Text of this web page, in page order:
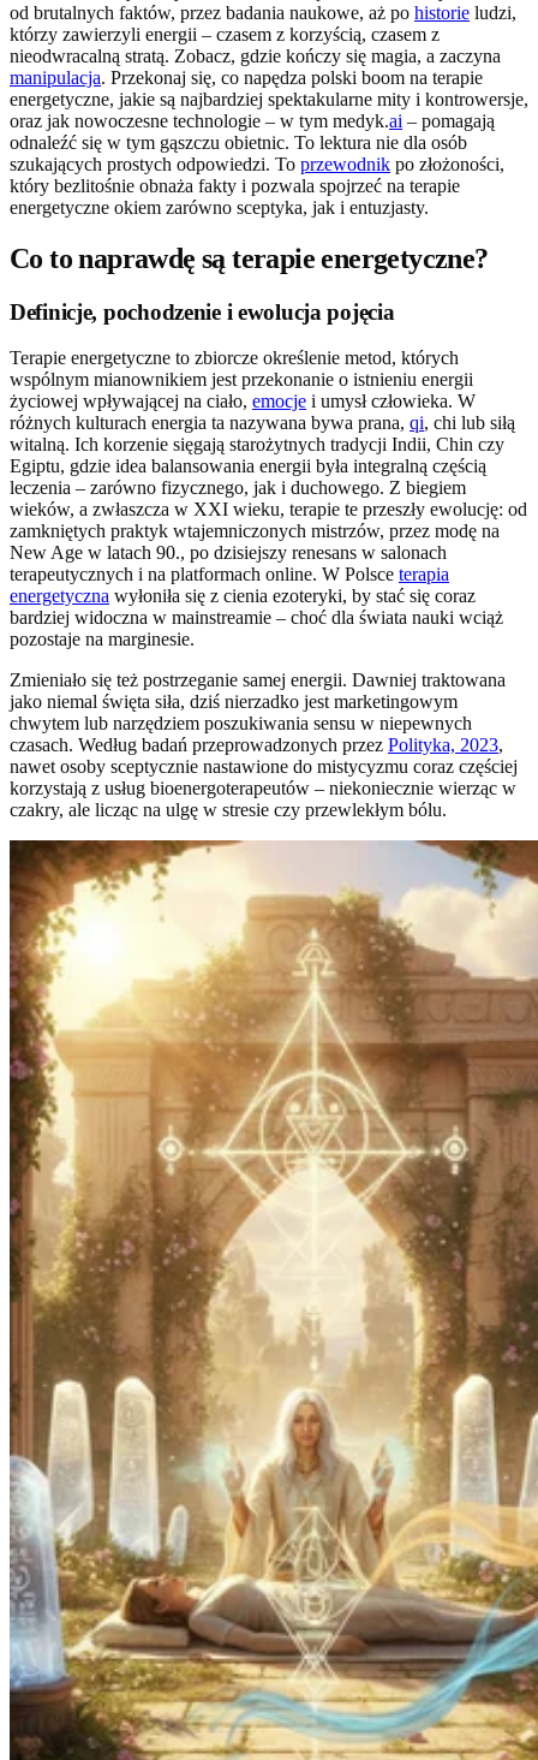
od brutalnych faktów, przez badania naukowe, aż po historie ludzi,
którzy zawierzyli energii – czasem z korzyścią, czasem z
nieodwracalną stratą. Zobacz, gdzie kończy się magia, a zaczyna
manipulacja. Przekonaj się, co napędza polski boom na terapie
energetyczne, jakie są najbardziej spektakularne mity i kontrowersje,
oraz jak nowoczesne technologie – w tym medyk.ai – pomagają
odnaleźć się w tym gąszczu obietnic. To lektura nie dla osób
szukających prostych odpowiedzi. To przewodnik po złożoności,
który bezlitośnie obnaża fakty i pozwala spojrzeć na terapie
energetyczne okiem zarówno sceptyka, jak i entuzjasty.
Co to naprawdę są terapie energetyczne?
Definicje, pochodzenie i ewolucja pojęcia
Terapie energetyczne to zbiorcze określenie metod, których
wspólnym mianownikiem jest przekonanie o istnieniu energii
życiowej wpływającej na ciało, emocje i umysł człowieka. W
różnych kulturach energia ta nazywana bywa prana, qi, chi lub siłą
witalną. Ich korzenie sięgają starożytnych tradycji Indii, Chin czy
Egiptu, gdzie idea balansowania energii była integralną częścią
leczenia – zarówno fizycznego, jak i duchowego. Z biegiem
wieków, a zwłaszcza w XXI wieku, terapie te przeszły ewolucję: od
zamkniętych praktyk wtajemniczonych mistrzów, przez modę na
New Age w latach 90., po dzisiejszy renesans w salonach
terapeutycznych i na platformach online. W Polsce terapia
energetyczna wyłoniła się z cienia ezoteryki, by stać się coraz
bardziej widoczna w mainstreamie – choć dla świata nauki wciąż
pozostaje na marginesie.
Zmieniało się też postrzeganie samej energii. Dawniej traktowana
jako niemal święta siła, dziś nierzadko jest marketingowym
chwytem lub narzędziem poszukiwania sensu w niepewnych
czasach. Według badań przeprowadzonych przez Polityka, 2023,
nawet osoby sceptycznie nastawione do mistycyzmu coraz częściej
korzystają z usług bioenergoterapeutów – niekoniecznie wierząc w
czakry, ale licząc na ulgę w stresie czy przewlekłym bólu.